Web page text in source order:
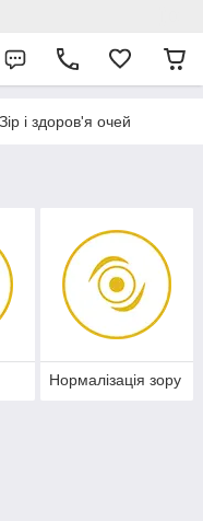
Зір і здоров'я очей
Нормалізація зору